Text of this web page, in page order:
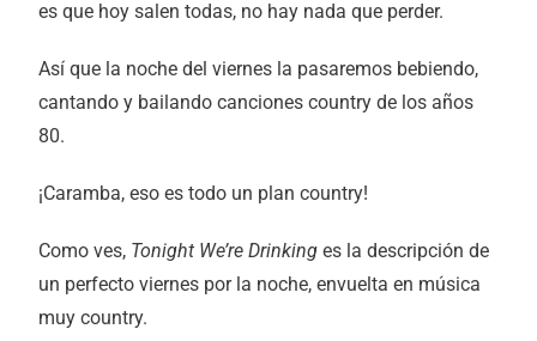
es que hoy salen todas, no hay nada que perder.
Así que la noche del viernes la pasaremos bebiendo,
cantando y bailando canciones country de los años
80.
¡Caramba, eso es todo un plan country!
Como ves, Tonight We’re Drinking es la descripción de
un perfecto viernes por la noche, envuelta en música
muy country.